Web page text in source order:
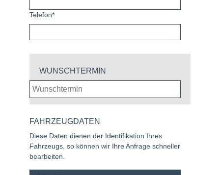
Telefon*
WUNSCHTERMIN
FAHRZEUGDATEN
Diese Daten dienen der Identifikation Ihres
Fahrzeugs, so können wir Ihre Anfrage schneller
bearbeiten.